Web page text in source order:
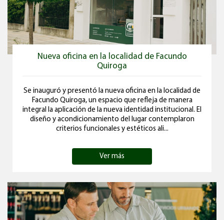
Nueva oficina en la localidad de Facundo
Quiroga
Se inauguró y presentó la nueva oficina en la localidad de
Facundo Quiroga, un espacio que refleja de manera
integral la aplicación de la nueva identidad institucional. El
diseño y acondicionamiento del lugar contemplaron
criterios funcionales y estéticos ali...
Ver más